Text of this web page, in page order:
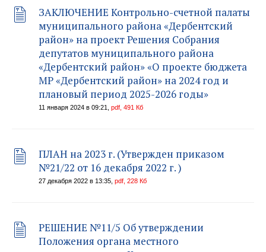
ЗАКЛЮЧЕНИЕ Контрольно-счетной палаты
муниципального района «Дербентский
район» на проект Решения Собрания
депутатов муниципального района
«Дербентский район» «О проекте бюджета
МР «Дербентский район» на 2024 год и
плановый период 2025-2026 годы»
11 января 2024 в 09:21, pdf, 491 Кб
ПЛАН на 2023 г. (Утвержден приказом
№21/22 от 16 декабря 2022 г. )
27 декабря 2022 в 13:35, pdf, 228 Кб
РЕШЕНИЕ №11/5 Об утверждении
Положения органа местного